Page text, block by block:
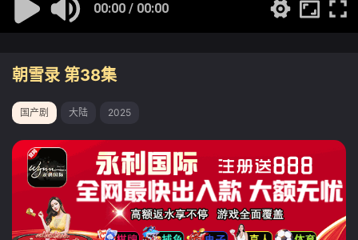
00:00 / 00:00
朝雪录 第38集
国产剧 大陆 2025